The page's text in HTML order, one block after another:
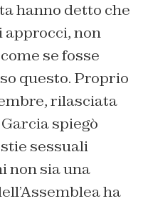
hanno detto che
non
se fosse
questo. Proprio
rilasciata
spiegò
sessuali
non sia una
ha